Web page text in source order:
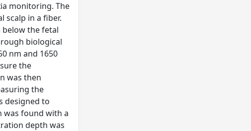
monitoring. The
scalp in a fiber.
below the fetal
biological
nm and 1650
the
was then
the
designed to
was found with a
depth was